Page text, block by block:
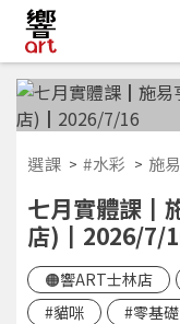
選課 #水彩 施
七月實體課┃
店)┃2026/7/
🟠響ART士林店
#貓咪
#零基礎